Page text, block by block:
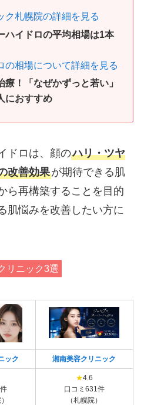
ク札幌院の詳細を見る
ハイドロの平均相場は1本
の相場について詳細を見る
！「なぜかずっと若い」
におすすめ
ドロは、顔のハリ・ツヤ
改善効果が期待できる肌
ら再構築することを目的
肌悩みを改善したい方に
リニック3選
ック 湘南美容クリニック
★4.6
口コミ631件
（札幌院）